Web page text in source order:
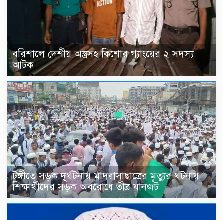
বরিশালে দেশীয় অস্ত্রসহ কিশোর গ্যাংয়ের ২ সদস্য
আটক
টঙ্গীতে সড়ক দুর্ঘটনায় মাদরাসাছাত্রের মৃত্যুর ঘটনায়
শিক্ষার্থীদের সড়ক অবরোধে তীব্র যানজট